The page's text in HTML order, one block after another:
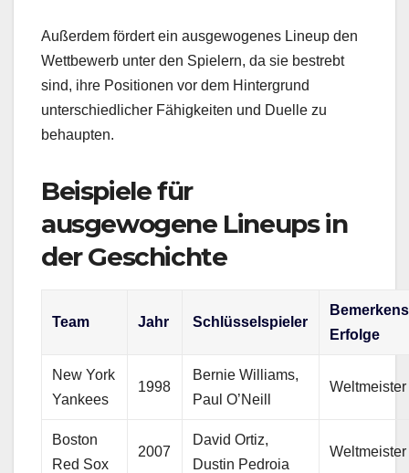
Außerdem fördert ein ausgewogenes Lineup den
Wettbewerb unter den Spielern, da sie bestrebt
sind, ihre Positionen vor dem Hintergrund
unterschiedlicher Fähigkeiten und Duelle zu
behaupten.
Beispiele für
ausgewogene Lineups in
der Geschichte
Team Jahr Schlüsselspieler
Erfolge
New York
Yankees
1998
Bernie Williams,
Paul O’Neill
Weltmeister
Boston
Red Sox
2007
David Ortiz,
Dustin Pedroia
Weltmeister